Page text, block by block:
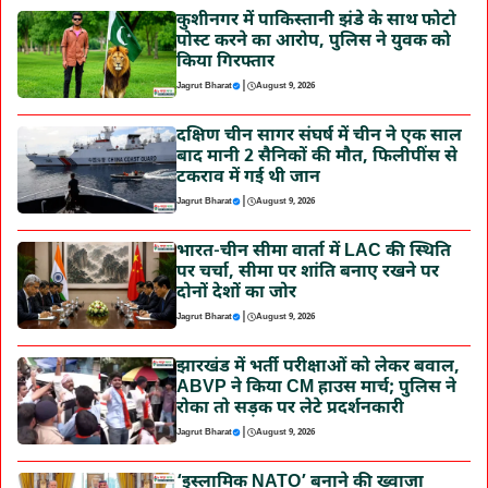
कुशीनगर में पाकिस्तानी झंडे के साथ फोटो
पोस्ट करने का आरोप, पुलिस ने युवक को
किया गिरफ्तार
Jagrut Bharat | August 9, 2026
दक्षिण चीन सागर संघर्ष में चीन ने एक साल
बाद मानी 2 सैनिकों की मौत, फिलीपींस से
टकराव में गई थी जान
Jagrut Bharat | August 9, 2026
भारत-चीन सीमा वार्ता में LAC की स्थिति
पर चर्चा, सीमा पर शांति बनाए रखने पर
दोनों देशों का जोर
Jagrut Bharat | August 9, 2026
झारखंड में भर्ती परीक्षाओं को लेकर बवाल,
ABVP ने किया CM हाउस मार्च; पुलिस ने
रोका तो सड़क पर लेटे प्रदर्शनकारी
Jagrut Bharat | August 9, 2026
‘इस्लामिक NATO’ बनाने की ख्वाजा